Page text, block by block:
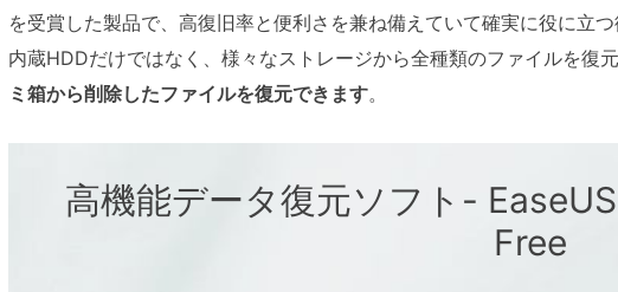
を受賞した製品で、高復旧率と便利さを兼ね備えていて確実に役に立
内蔵HDDだけではなく、様々なストレージから全種類のファイルを復元
ミ箱から削除したファイルを復元できます。
高機能データ復元ソフト-
Free